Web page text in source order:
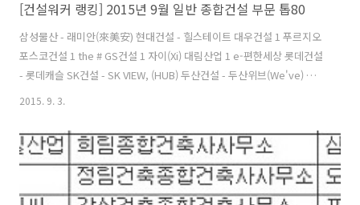
[건설워커 랭킹] 2015년 9월 일반 종합건설 부문 톱80
삼성물산 - 래미안(來美安) 현대건설 - 힐스테이트 대우건설 1 푸르지오
포스코건설 1 the # GS건설 1 자이(Xi) 대림산업 1 e-편한세상 롯데건설
- 롯데캐슬 SK건설 - SK VIEW, (HUB) 두산건설 - 두산위브(We've) 호
반건설 1 베르디움 한화건설 1 꿈에그린 부영 - e-그린타운 계룡건설산
건설(W) 2 어울림.리첸시아 쌍용건설 - 쌍용 예가 코오롱글로벌 2 하늘
채 한진중공업 - 해모로 태영건설 - 데시앙 한양 1 수자인 한신공영 1 한
신休플러스 케이씨씨건설 - 스위첸 한라 2 한라비발디 서희건설 - 스타
힐스 우미건설 5 우미 린 서브원 1 일반환경,건축 삼성중공업 1 삼성쉐르
2015. 9. 3.